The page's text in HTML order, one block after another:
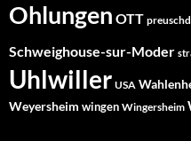
Ohlungen OTT
Schweighouse-sur-Moder
Uhlwiller USA
Weyersheim wingen Wingersheim